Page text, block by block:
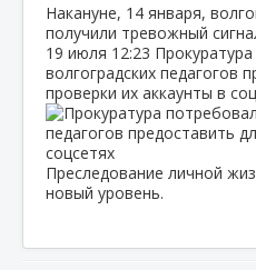
Накануне, 14 января,
получили тревожный
19 июля 12:23
волгоградских педагогов
проверки их аккаунты в
Преследование личной
новый уровень.